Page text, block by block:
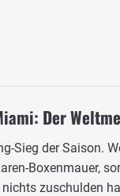
Der
Sieg der Saison.
Boxenmauer,
zuschulden